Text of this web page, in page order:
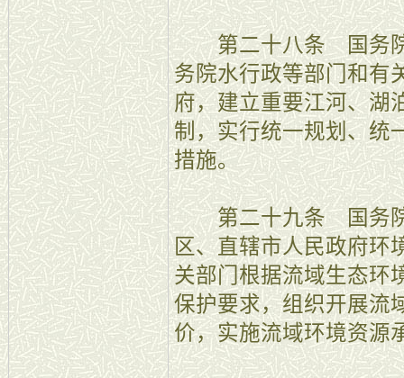
第二十八条 国务院
务院水行政等部门和有
府，建立重要江河、湖
制，实行统一规划、统
措施。
第二十九条 国务院
区、直辖市人民政府环
关部门根据流域生态环
保护要求，组织开展流
价，实施流域环境资源